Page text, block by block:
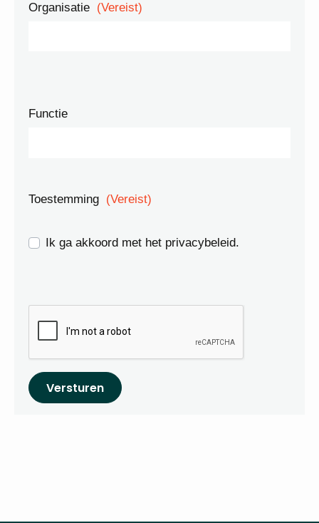
Organisatie (Vereist)
Functie
Toestemming (Vereist)
Ik ga akkoord met het privacybeleid.
Versturen